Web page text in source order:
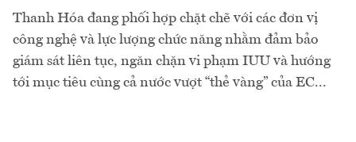
Thanh Hóa đang phối hợp chặt chẽ với các đơn vị
công nghệ và lực lượng chức năng nhằm đảm bảo
giám sát liên tục, ngăn chặn vi phạm IUU và hướng
tới mục tiêu cùng cả nước vượt “thẻ vàng” của EC...